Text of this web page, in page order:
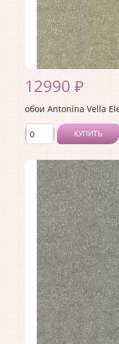
12990 ₽
обои Antonina Vella
КУПИТЬ
Производитель:Antonina
Коллекция:Elegant Earth
Длина рулона:8.23
Ширина рулона:0.68
Материал покрытия:
Страна:США
Материал основы:
Раппорт:<>